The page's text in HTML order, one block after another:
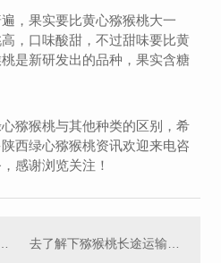
，果实要比黄心猕猴桃大一
，口味酸甜，不过甜味要比黄
是新研发出的品种，果实含糖
猕猴桃与其他种类的区别，希
西绿心猕猴桃资讯欢迎来电咨
感谢浏览关注！